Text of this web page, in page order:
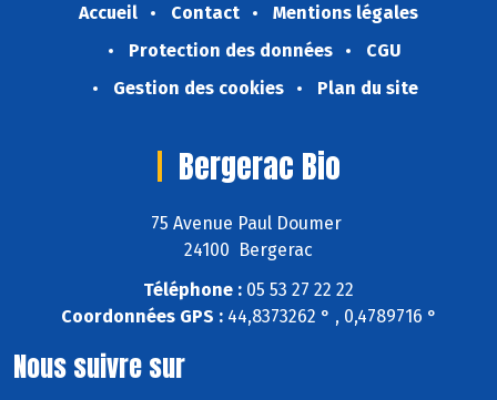
Accueil Contact
Mentions légales
Protection des données
CGU
Gestion des cookies
Plan du site
Bergerac Bio
75 Avenue Paul Doumer
24100 Bergerac
Téléphone : 05 53 27 22 22
Coordonnées GPS :44,8373262 ° , 0,4789716 °
Nous suivre sur